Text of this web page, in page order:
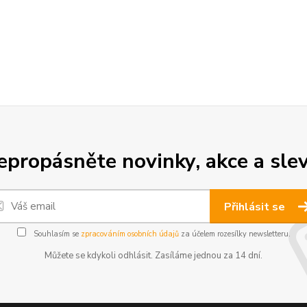
novinky, akce a
Přihlásit se
Souhlasím se zpracováním osobních údajůza účelem rozesílky newsletteru.
Můžete se kdykoli odhlásit. Zasíláme jednou za 14 dní.